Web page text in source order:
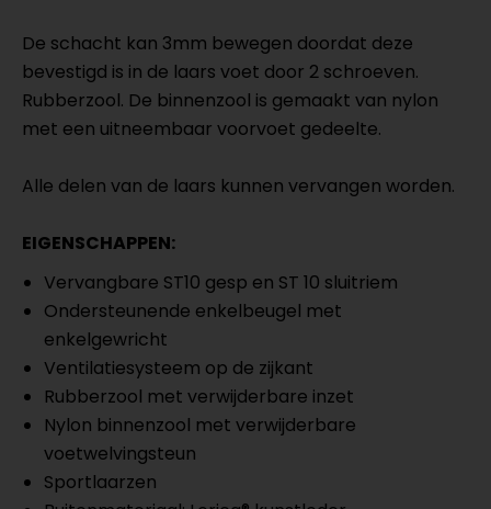
De schacht kan 3mm bewegen doordat deze
bevestigd is in de laars voet door 2 schroeven.
Rubberzool. De binnenzool is gemaakt van nylon
met een uitneembaar voorvoet gedeelte.
Alle delen van de laars kunnen vervangen worden.
EIGENSCHAPPEN:
Vervangbare ST10 gesp en ST 10 sluitriem
Ondersteunende enkelbeugel met
enkelgewricht
Ventilatiesysteem op de zijkant
Rubberzool met verwijderbare inzet
Nylon binnenzool met verwijderbare
voetwelvingsteun
Sportlaarzen